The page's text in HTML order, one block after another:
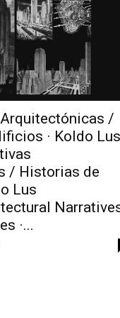
/
· Koldo Lus
/ Historias de
Lus
·...